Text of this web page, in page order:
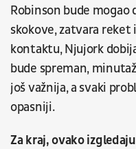
Robinson bude
skokove, zatvara
kontaktu, Njujork
bude spreman,
još važnija, a svaki
opasniji.
Za kraj, ovako